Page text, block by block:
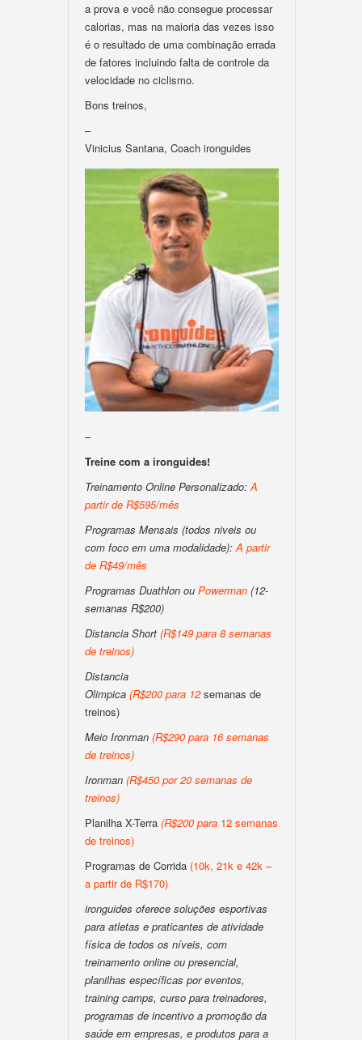
a prova e você não consegue processar
calorias, mas na maioria das vezes isso
é o resultado de uma combinação errada
de fatores incluindo falta de controle da
velocidade no ciclismo.
Bons treinos,
–
Vinicius Santana, Coach ironguides
–
Treine com a ironguides!
Treinamento Online Personalizado:A
partir de R$595/mês
Programas Mensais (todos niveis ou
com foco em uma modalidade):A partir
de R$49/mês
Programas Duathlon ou Powerman (12-
semanas R$200)
Distancia Short (R$149 para 8 semanas
de treinos)
Distancia
Olimpica (R$200 para 12semanas de
treinos)
Meio Ironman (R$290 para 16 semanas
de treinos)
Ironman (R$450 por 20 semanas de
treinos)
Planilha X-Terra (R$200 para 12 semanas
de treinos)
Programas de Corrida (10k, 21k e 42k –
a partir de R$170)
ironguides oferece soluções esportivas
para atletas e praticantes de atividade
física de todos os níveis, com
treinamento online ou presencial,
planilhas específicas por eventos,
training camps, curso para treinadores,
programas de incentivo a promoção da
saúde em empresas, e produtos para a